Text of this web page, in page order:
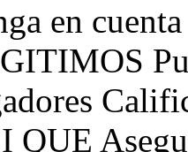
en
QUE